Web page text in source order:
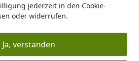
jederzeit in den Cookie-
oder widerrufen.
Ja, verstanden